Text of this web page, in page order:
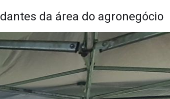
da área do agronegócio